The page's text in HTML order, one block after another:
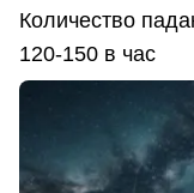
Количество
120-150 в час